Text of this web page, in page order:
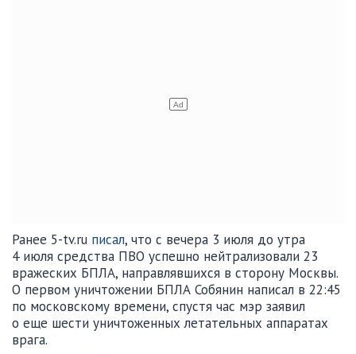
Ранее 5-tv.ru писал, что с вечера 3 июля до утра
4 июля средства ПВО успешно нейтрализовали 23
вражеских БПЛА, направлявшихся в сторону Москвы.
О первом уничтожении БПЛА Собянин написал в 22:45
по московскому времени, спустя час мэр заявил
о еще шести уничтоженных летательных аппаратах
врага.